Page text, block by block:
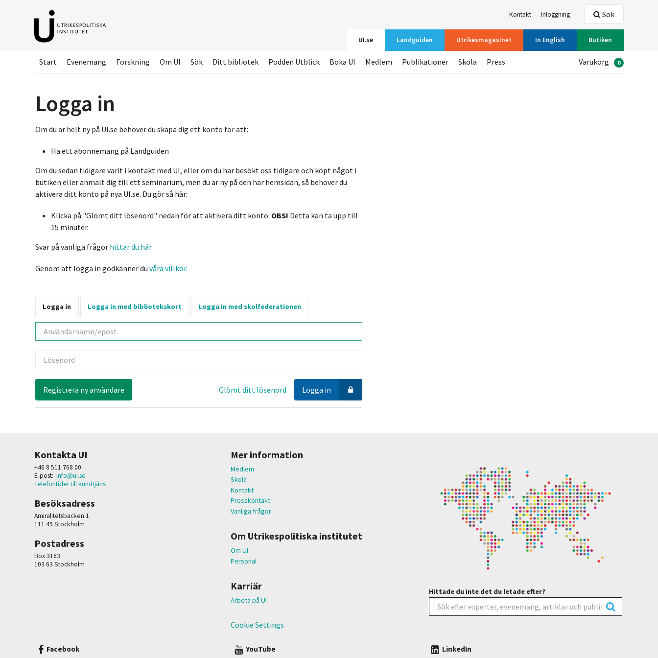
Kontakt Inloggning
UI.se Landguiden Utrikesmagasinet In English Butiken
Sök
Start Evenemang Forskning Om UI Sök Ditt bibliotek Podden Utblick Boka UI Medlem Publikationer Skola Press Varukorg 0
Logga in
Om du är helt ny på UI.se behöver du skapa dig ett konto för att:
Ha ett abonnemang på Landguiden
Om du sedan tidigare varit i kontakt med UI, eller om du har besökt oss tidigare och köpt något i
butiken eller anmält dig till ett seminarium, men du är ny på den här hemsidan, så behöver du
aktivera ditt konto på nya UI.se. Du gör så här:
Klicka på "Glömt ditt lösenord" nedan för att aktivera ditt konto. OBS! Detta kan ta upp till
15 minuter.
Svar på vanliga frågor hittar du här.
Genom att logga in godkänner du våra villkor.
Logga in Logga in med bibliotekskort Logga in med skolfederationen
Användarnamn
Lösenord
Logga in
Glömt ditt lösenord
Registrera ny användare
Kontakta UI
+46 8 511 768 00
E-post: info@ui.se
Telefontider till kundtjänst
Besöksadress
Amiralitetsbacken 1
111 49 Stockholm
Postadress
Box 3163
103 63 Stockholm
Mer information
Medlem
Skola
Kontakt
Presskontakt
Vanliga frågor
Om Utrikespolitiska institutet
Om UI
Personal
Karriär
Arbeta på UI
Cookie Settings
Hittade du inte det du letade efter?
Facebook YouTube LinkedIn